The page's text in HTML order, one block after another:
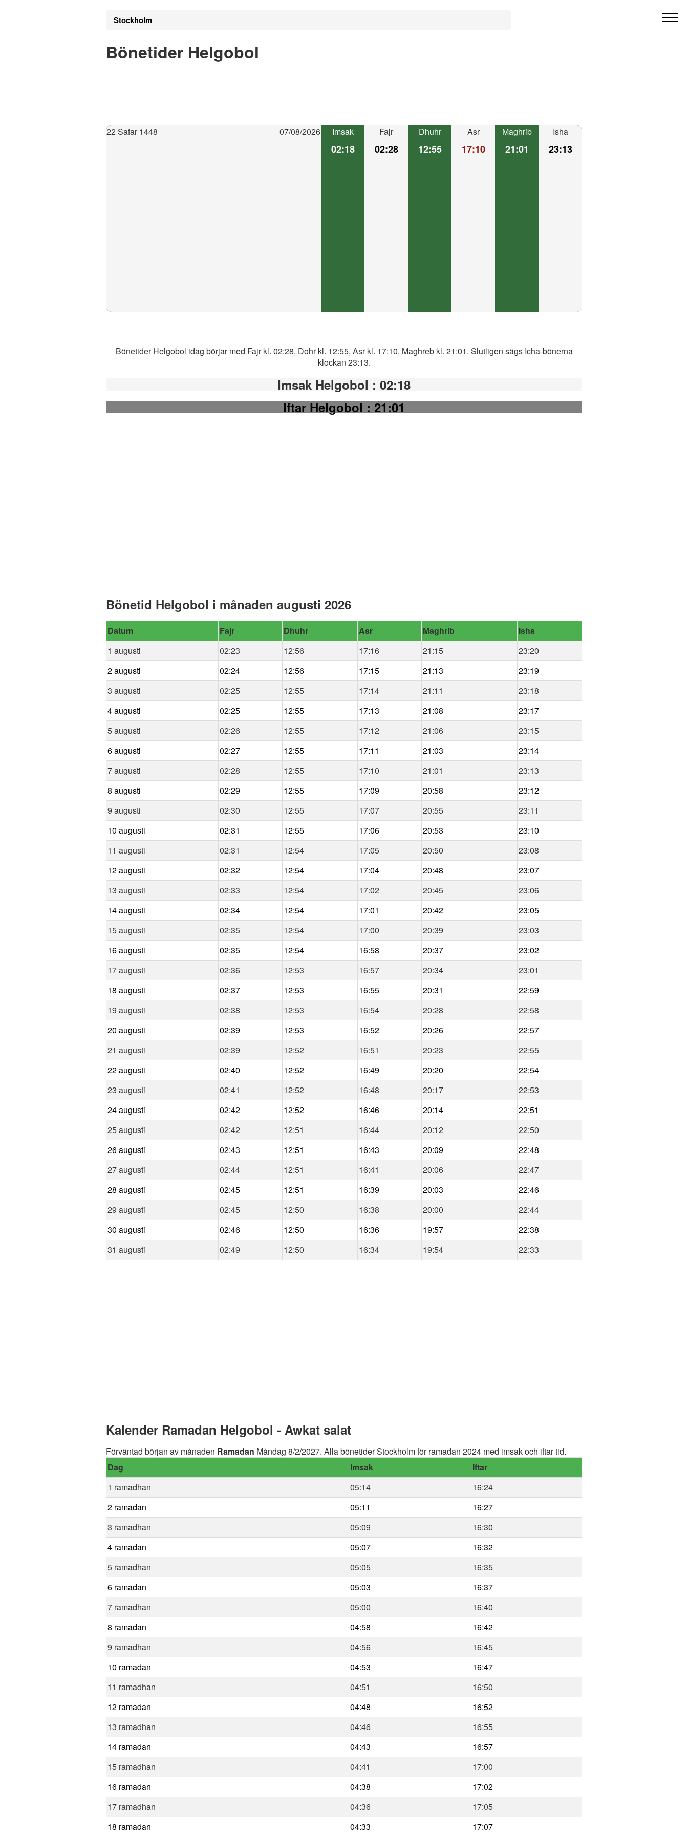
Stockholm
Bönetider Helgobol
22 Safar 1448 07/08/2026 Imsak
02:18
Fajr
02:28
Dhuhr
12:55
Asr
17:10
Maghrib
21:01
Isha
23:13
Bönetider Helgobol idag börjar med Fajr kl. 02:28, Dohr kl. 12:55, Asr kl. 17:10, Maghreb kl. 21:01. Slutligen sägs Icha-bönerna
klockan 23:13.
Imsak Helgobol : 02:18
Iftar Helgobol: 21:01
Bönetid Helgobol i månaden augusti 2026
Datum Fajr Dhuhr Asr Maghrib
Isha
1 augusti
02:23 12:56 17:16 21:15
23:20
2 augusti
02:24 12:56 17:15 21:13
23:19
3 augusti
02:25 12:55 17:14 21:11
23:18
4 augusti
02:25 12:55 17:13 21:08
23:17
5 augusti
02:26 12:55 17:12 21:06
23:15
6 augusti
02:27 12:55 17:11 21:03
23:14
7 augusti
02:28 12:55 17:10 21:01
23:13
8 augusti
02:29 12:55 17:09 20:58
23:12
9 augusti
02:30 12:55 17:07 20:55
23:11
10 augusti
02:31 12:55 17:06 20:53
23:10
11 augusti
02:31 12:54 17:05 20:50
23:08
12 augusti
02:32 12:54 17:04 20:48
23:07
13 augusti
02:33 12:54 17:02 20:45
23:06
14 augusti
02:34 12:54 17:01 20:42
23:05
15 augusti
02:35 12:54 17:00 20:39
23:03
16 augusti
02:35 12:54 16:58 20:37
23:02
17 augusti
02:36 12:53 16:57 20:34
23:01
18 augusti
02:37 12:53 16:55 20:31
22:59
19 augusti
02:38 12:53 16:54 20:28
22:58
20 augusti
02:39 12:53 16:52 20:26
22:57
21 augusti
02:39 12:52 16:51 20:23
22:55
22 augusti
02:40 12:52 16:49 20:20
22:54
23 augusti
02:41 12:52 16:48 20:17
22:53
24 augusti
02:42 12:52 16:46 20:14
22:51
25 augusti
02:42 12:51 16:44 20:12
22:50
26 augusti
02:43 12:51 16:43 20:09
22:48
27 augusti
02:44 12:51 16:41 20:06
22:47
28 augusti
02:45 12:51 16:39 20:03
22:46
29 augusti
02:45 12:50 16:38 20:00
22:44
30 augusti
02:46 12:50 16:36 19:57
22:38
31 augusti
02:49 12:50 16:34 19:54 22:33
Kalender Ramadan Helgobol - Awkat salat
Förväntad början av månaden Ramadan Måndag 8/2/2027. Alla bönetider Stockholm för ramadan 2024 med imsak och iftar tid.
Dag
Imsak
Iftar
1 ramadhan
05:14
16:24
2 ramadan
05:11
16:27
3 ramadhan
05:09
16:30
4 ramadan
05:07
16:32
5 ramadhan
05:05
16:35
6 ramadan
05:03
16:37
7 ramadhan
05:00
16:40
8 ramadan
04:58
16:42
9 ramadhan
04:56
16:45
10 ramadan
04:53
16:47
11 ramadhan
04:51
16:50
12 ramadan
04:48
16:52
13 ramadhan
04:46
16:55
14 ramadan
04:43
16:57
15 ramadhan
04:41
17:00
16 ramadan
04:38
17:02
17 ramadhan
04:36
17:05
18 ramadan
04:33 17:07